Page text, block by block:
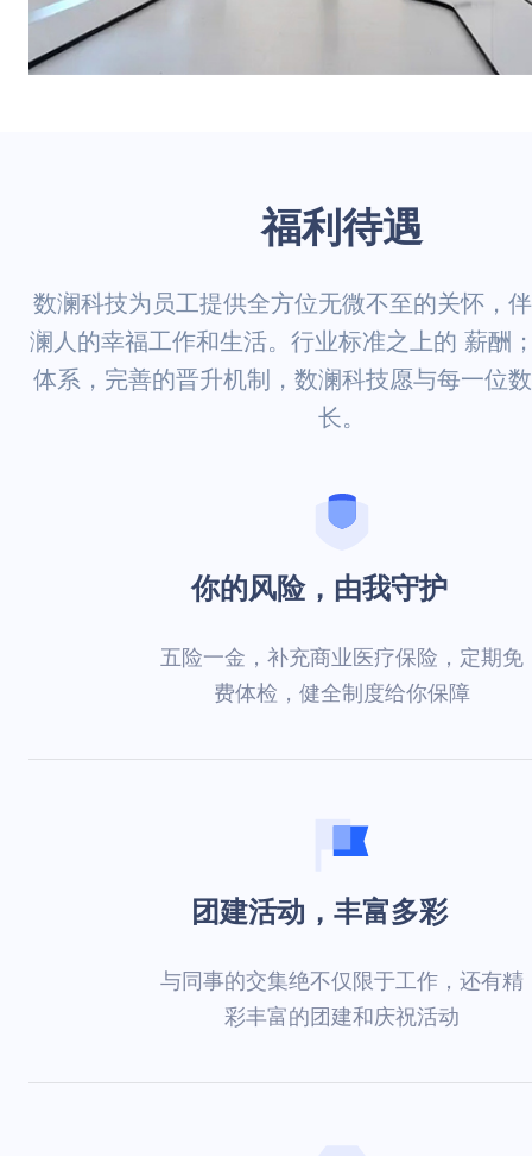
福利待遇
数澜科技为员工提供全方位无微不至的关怀，
澜人的幸福工作和生活。行业标准之上的 薪酬
体系，完善的晋升机制，数澜科技愿与每一位
长。
你的风险，由我守护
五险一金，补充商业医疗保险，定期免
费体检，健全制度给你保障
团建活动，丰富多彩
与同事的交集绝不仅限于工作，还有精
彩丰富的团建和庆祝活动